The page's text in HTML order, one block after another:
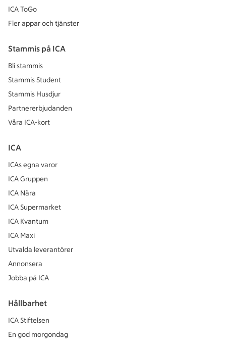
ICA ToGo
Fler appar och tjänster
Stammis på ICA
Bli stammis
Stammis Student
Stammis Husdjur
Partnererbjudanden
Våra ICA-kort
ICA
ICAs egna varor
ICA Gruppen
ICA Nära
ICA Supermarket
ICA Kvantum
ICA Maxi
Utvalda leverantörer
Annonsera
Jobba på ICA
Hållbarhet
ICA Stiftelsen
En god morgondag